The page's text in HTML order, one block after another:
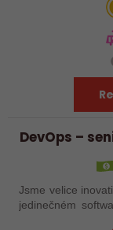
ovlivňovat směr
DevOps –
Jsme velice
jedinečném
uživatelů či s